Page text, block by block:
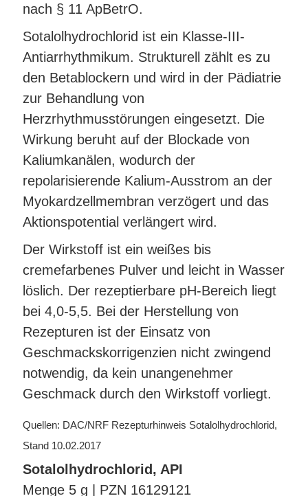
nach § 11 ApBetrO.
Sotalolhydrochlorid ist ein Klasse-III-
Antiarrhythmikum. Strukturell zählt es zu
den Betablockern und wird in der Pädiatrie
zur Behandlung von
Herzrhythmusstörungen eingesetzt. Die
Wirkung beruht auf der Blockade von
Kaliumkanälen, wodurch der
repolarisierende Kalium-Ausstrom an der
Myokardzellmembran verzögert und das
Aktionspotential verlängert wird.
Der Wirkstoff ist ein weißes bis
cremefarbenes Pulver und leicht in Wasser
löslich. Der rezeptierbare pH-Bereich liegt
bei 4,0-5,5. Bei der Herstellung von
Rezepturen ist der Einsatz von
Geschmackskorrigenzien nicht zwingend
notwendig, da kein unangenehmer
Geschmack durch den Wirkstoff vorliegt.
Quellen: DAC/NRF Rezepturhinweis Sotalolhydrochlorid,
Stand 10.02.2017
Sotalolhydrochlorid, API
Menge 5 g | PZN 16129121